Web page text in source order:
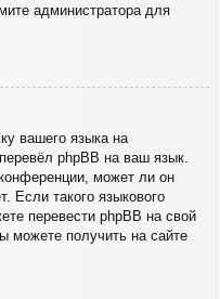
администратора для
вашего языка на
phpBB на ваш язык.
может ли он
Если такого языкового
перевести phpBB на свой
получить на сайте